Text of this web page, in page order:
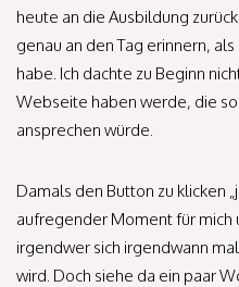
heute an die Ausbildung
genau an den Tag erinnern,
habe. Ich dachte zu Beginn
Webseite haben werde, die
ansprechen würde.
Damals den Button zu klicken
aufregender Moment für mich
irgendwer sich irgendwann
wird. Doch siehe da ein paar